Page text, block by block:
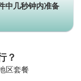
中几秒钟内准备
？
区套餐